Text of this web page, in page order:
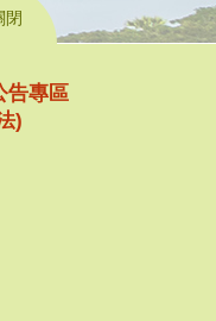
閉
告專區
)